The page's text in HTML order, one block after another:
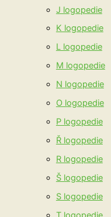
J logopedie
K logopedie
L logopedie
M logopedie
N logopedie
O logopedie
P logopedie
Ř logopedie
R logopedie
Š logopedie
S logopedie